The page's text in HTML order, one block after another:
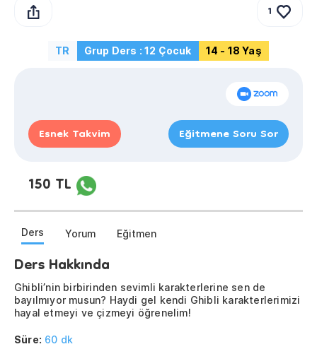
1
TR Grup Ders : 12 Çocuk 14 - 18 Yaş
Esnek Takvim Eğitmene Soru Sor
150 TL
Ders Yorum Eğitmen
Ders Hakkında
Ghibli’nin birbirinden sevimli karakterlerine sen de
bayılmıyor musun? Haydi gel kendi Ghibli karakterlerimizi
hayal etmeyi ve çizmeyi öğrenelim!
Süre: 60 dk